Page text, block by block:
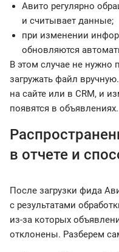
Авито регулярно
и считывает данные;
при изменении
обновляются
В этом случае не
загружать файл
на сайте или в CRM, и
появятся в объявлениях.
в отчете и
После загрузки фида
с результатами
из-за которых
отклонены. Разберем